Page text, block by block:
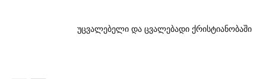
უცვალებელი და ცვალებადი ქრისტიანობაში